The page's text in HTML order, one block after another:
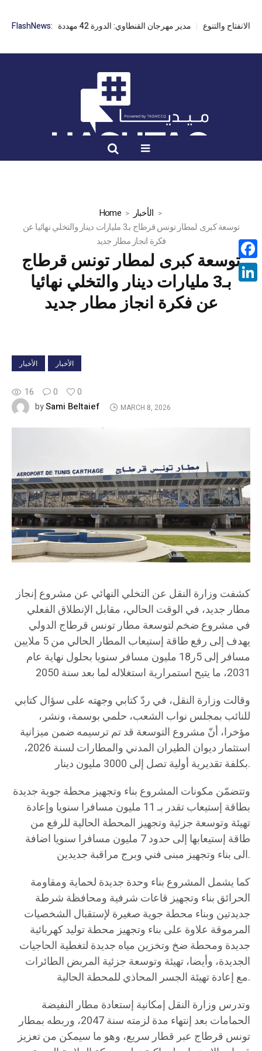
FlashNews: مدير مهرجان القنطاوي: الدورة 42 مهددة بسبب تأخر التراخيص
Home
الأخبار
توسعة كبرى لمطار تونس قرطاج بـ3 مليارات دينار والتخلي نهائيا عن
فكرة انجاز مطار جديد
توسعة كبرى لمطار تونس قرطاج
بـ3 مليارات دينار والتخلي نهائيا
عن فكرة انجاز مطار جديد
الأخبار الأخبار
16 0
0
bySami Beltaief MARCH 8, 2026
كشفت وزارة النقل عن التخلي النهائي عن مشروع إنجاز
مطار جديد، في الوقت الحالي، مقابل الإنطلاق الفعلي
في مشروع ضخم لتوسعة مطار تونس قرطاج الدولي
يهدف إلى رفع طاقة إستيعاب المطار الحالي من 5 ملايين
مسافر إلى 5ر18 مليون مسافر سنويا بحلول نهاية عام
2031، ما يتيح استمرارية استغلاله لما بعد سنة 2050
وقالت وزارة النقل، في ردّ كتابي وجهته على سؤال كتابي
للنائب بمجلس نواب الشعب، حلمي بوسمة، ونشر،
مؤخرا، أنّ مشروع التوسعة قد تم ترسيمه ضمن ميزانية
استثمار ديوان الطيران المدني والمطارات لسنة 2026،
بكلفة تقديرية أولية تصل إلى 3000 مليون دينار.
وتتضمّن مكونات المشروع بناء وتجهيز محطة جوية جديدة
بطاقة إستيعاب تقدر بـ 11 مليون مسافرا سنويا وإعادة
تهيئة وتوسعة جزئية وتجهيز المحطة الحالية للرفع من
طاقة إستيعابها إلى حدود 7 مليون مسافرا سنويا اضافة
الى بناء وتجهيز مبنى فني وبرج مراقبة جديدين.
كما يشمل المشروع بناء وحدة جديدة لحماية ومقاومة
الحرائق بناء وتجهيز قاعات شرفية ومحافظة شرطة
جديدتين وبناء محطة جوية صغيرة لإستقبال الشخصيات
المرموقة علاوة على بناء وتجهيز محطة تولید کهربائية
جديدة ومحطة ضخ وتخزين مياه جديدة لتغطية الحاجيات
الجديدة، وأيضا، تهيئة وتوسعة جزئية المربض الطائرات
مع إعادة تهيئة الجسر المحاذي للمحطة الحالية.
وتدرس وزارة النقل إمكانية إستعادة مطار النفيضة
الحمامات بعد إنتهاء مدة لزمته سنة 2047، وربطه بمطار
تونس قرطاج عبر قطار سريع، وهو ما سيمكن من تعزيز